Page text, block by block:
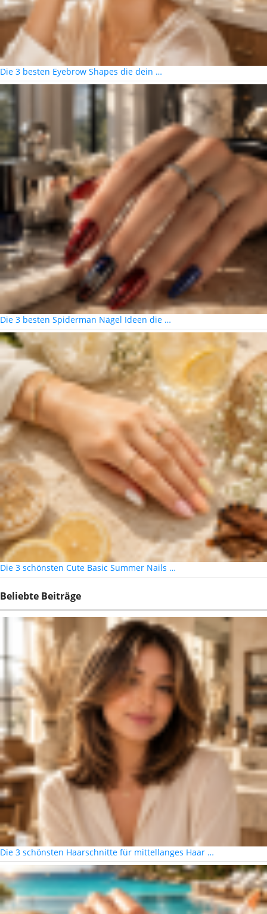
Die 3 besten Eyebrow Shapes die dein …
Die 3 besten Spiderman Nägel Ideen die …
Die 3 schönsten Cute Basic Summer Nails …
Beliebte Beiträge
Die 3 schönsten Haarschnitte für mittellanges Haar …